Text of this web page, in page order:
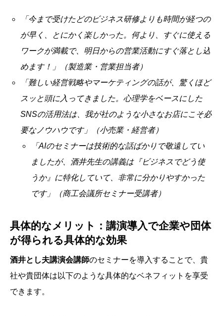
「今まで受けたどのビジネス研修よりも時間が経つの
が早く、とにかく楽しかった。何より、すぐに使える
ワークが満載で、明日からの営業活動にすぐ落とし込
めます！」（製造業・営業担当者）
「難しい経営戦略やマーケティングの話が、驚くほど
スッと頭に入ってきました。心理学をベースにした
SNSの活用法は、我が社のような小さなお店にこそ必
要なノウハウです」（小売業・経営者）
「AIのセミナーは技術的な話ばかりで敬遠してい
ましたが、酒井先生の講義は『ビジネスでどう使
うか』に特化していて、非常に分かりやすかった
です」（商工会議所セミナー受講者）
具体的なメリット：講演導入で企業や団体
が得られる具体的な効果
酒井とし夫講演会講師のセミナーを導入することで、貴
社や貴団体は以下のような具体的なベネフィットを享受
できます。